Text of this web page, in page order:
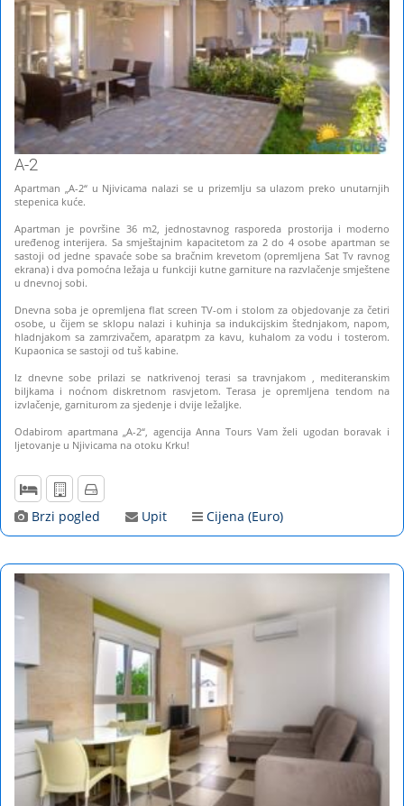
A-2
Apartman „A-2“ u Njivicama nalazi se u prizemlju sa ulazom preko unutarnjih
stepenica kuće.
Apartman je površine 36 m2, jednostavnog rasporeda prostorija i moderno
uređenog interijera. Sa smještajnim kapacitetom za 2 do 4 osobe apartman se
sastoji od jedne spavaće sobe sa bračnim krevetom (opremljena Sat Tv ravnog
ekrana) i dva pomoćna ležaja u funkciji kutne garniture na razvlačenje smještene
u dnevnoj sobi.
Dnevna soba je opremljena flat screen TV-om i stolom za objedovanje za četiri
osobe, u čijem se sklopu nalazi i kuhinja sa indukcijskim štednjakom, napom,
hladnjakom sa zamrzivačem, aparatpm za kavu, kuhalom za vodu i tosterom.
Kupaonica se sastoji od tuš kabine.
Iz dnevne sobe prilazi se natkrivenoj terasi sa travnjakom , mediteranskim
biljkama i noćnom diskretnom rasvjetom. Terasa je opremljena tendom na
izvlačenje, garniturom za sjedenje i dvije ležaljke.
Odabirom apartmana „A-2“, agencija Anna Tours Vam želi ugodan boravak i
ljetovanje u Njivicama na otoku Krku!
Brzi pogled Upit Cijena (Euro)